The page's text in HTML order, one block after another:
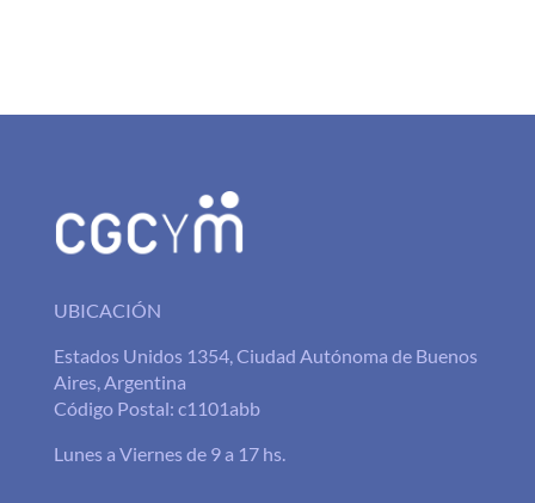
UBICACIÓN
Estados Unidos 1354, Ciudad Autónoma de Buenos
Aires, Argentina
Código Postal: c1101abb
Lunes a Viernes de 9 a 17 hs.